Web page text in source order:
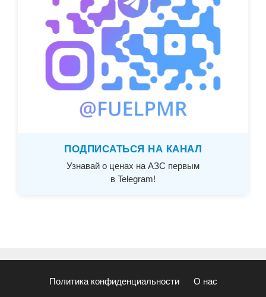
ПОДПИСАТЬСЯ НА КАНАЛ
Узнавай о ценах на АЗС первым
в Telegram!
Политика конфиденциальности О нас